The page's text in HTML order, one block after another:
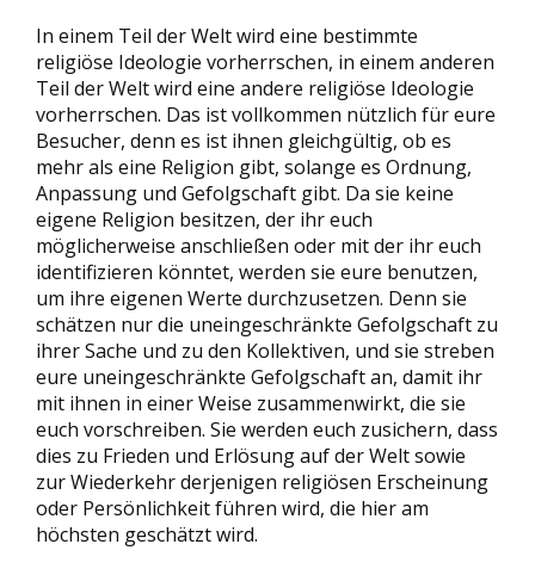
In einem Teil der Welt wird eine bestimmte
religiöse Ideologie vorherrschen, in einem anderen
Teil der Welt wird eine andere religiöse Ideologie
vorherrschen. Das ist vollkommen nützlich für eure
Besucher, denn es ist ihnen gleichgültig, ob es
mehr als eine Religion gibt, solange es Ordnung,
Anpassung und Gefolgschaft gibt. Da sie keine
eigene Religion besitzen, der ihr euch
möglicherweise anschließen oder mit der ihr euch
identifizieren könntet, werden sie eure benutzen,
um ihre eigenen Werte durchzusetzen. Denn sie
schätzen nur die uneingeschränkte Gefolgschaft zu
ihrer Sache und zu den Kollektiven, und sie streben
eure uneingeschränkte Gefolgschaft an, damit ihr
mit ihnen in einer Weise zusammenwirkt, die sie
euch vorschreiben. Sie werden euch zusichern, dass
dies zu Frieden und Erlösung auf der Welt sowie
zur Wiederkehr derjenigen religiösen Erscheinung
oder Persönlichkeit führen wird, die hier am
höchsten geschätzt wird.